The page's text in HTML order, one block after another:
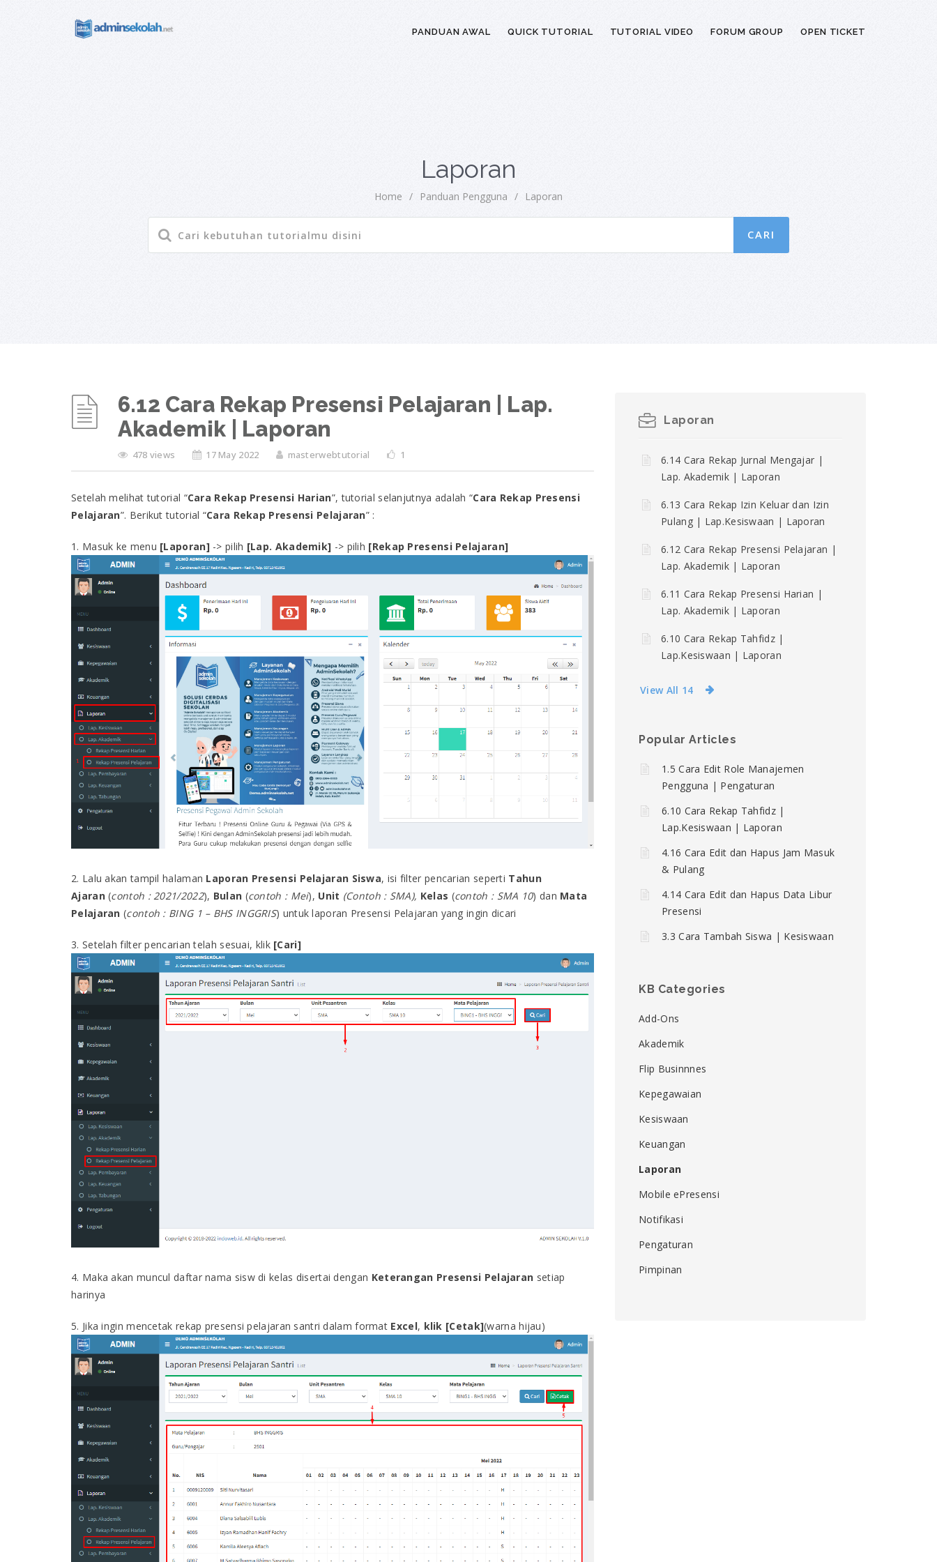
PANDUAN AWAL QUICK TUTORIAL TUTORIAL VIDEO FORUM GROUP OPEN TICKET
Laporan
Home / Panduan Pengguna / Laporan
6.12 Cara Rekap Presensi Pelajaran | Lap.
Akademik | Laporan
478 views 17 May 2022 masterwebtutorial 1
Setelah melihat tutorial “Cara Rekap Presensi Harian”, tutorial selanjutnya adalah “Cara Rekap Presensi
Pelajaran”. Berikut tutorial “Cara Rekap Presensi Pelajaran” :
1. Masuk ke menu [Laporan]-> pilih [Lap. Akademik] -> pilih [Rekap Presensi Pelajaran]
2. Lalu akan tampil halaman Laporan Presensi Pelajaran Siswa, isi filter pencarian seperti Tahun
Ajaran(contoh : 2021/2022), Bulan (contoh : Mei), Unit (Contoh : SMA), Kelas (contoh : SMA 10) dan Mata
Pelajaran (contoh : BING 1 – BHS INGGRIS) untuk laporan Presensi Pelajaran yang ingin dicari
3. Setelah filter pencarian telah sesuai, klik [Cari]
4. Maka akan muncul daftar nama sisw di kelas disertai dengan Keterangan Presensi Pelajaran setiap
harinya
5. Jika ingin mencetak rekap presensi pelajaran santri dalam format Excel, klik [Cetak](warna hijau)
Laporan
6.14 Cara Rekap Jurnal Mengajar |
Lap. Akademik | Laporan
6.13 Cara Rekap Izin Keluar dan Izin
Pulang | Lap.Kesiswaan | Laporan
6.12 Cara Rekap Presensi Pelajaran |
Lap. Akademik | Laporan
6.11 Cara Rekap Presensi Harian |
Lap. Akademik | Laporan
6.10 Cara Rekap Tahfidz |
Lap.Kesiswaan | Laporan
View All 14
Popular Articles
1.5 Cara Edit Role Manajemen
Pengguna | Pengaturan
6.10 Cara Rekap Tahfidz |
Lap.Kesiswaan | Laporan
4.16 Cara Edit dan Hapus Jam Masuk
& Pulang
4.14 Cara Edit dan Hapus Data Libur
Presensi
3.3 Cara Tambah Siswa | Kesiswaan
KB Categories
Add-Ons
Akademik
Flip Businnnes
Kepegawaian
Kesiswaan
Keuangan
Laporan
Mobile ePresensi
Notifikasi
Pengaturan
Pimpinan